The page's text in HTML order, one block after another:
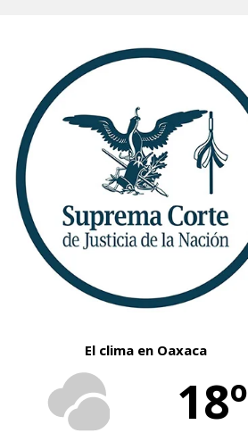
El clima en Oaxaca
18º